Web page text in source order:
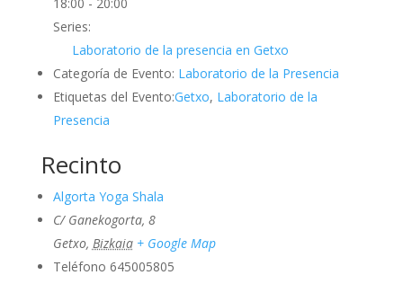
Series:
Laboratorio de la presencia en Getxo
Categoría de Evento: Laboratorio de la Presencia
Etiquetas del Evento:Getxo, Laboratorio de la
Presencia
Recinto
Algorta Yoga Shala
C/ Ganekogorta, 8
Getxo, Bizkaia + Google Map
Teléfono 645005805